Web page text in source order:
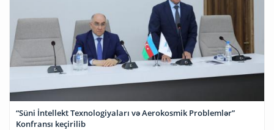
“Süni İntellekt Texnologiyaları və Aerokosmik Problemlər”
Konfransı keçirilib